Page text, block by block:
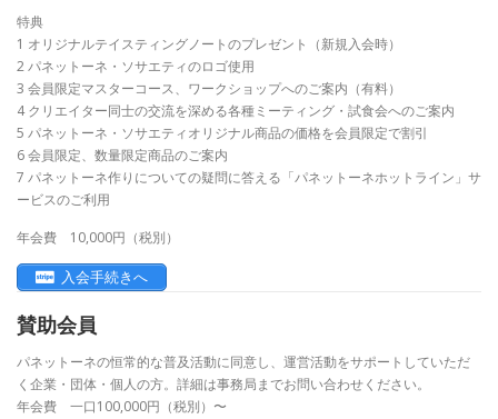
特典
1 オリジナルテイスティングノートのプレゼント（新規入会時）
2 パネットーネ・ソサエティのロゴ使用
3 会員限定マスターコース、ワークショップへのご案内（有料）
4 クリエイター同士の交流を深める各種ミーティング・試食会へのご案内
5 パネットーネ・ソサエティオリジナル商品の価格を会員限定で割引
6 会員限定、数量限定商品のご案内
7 パネットーネ作りについての疑問に答える「パネットーネホットライン」サ
ービスのご利用
年会費 10,000円（税別）
入会手続きへ
賛助会員
パネットーネの恒常的な普及活動に同意し、運営活動をサポートしていただ
く企業・団体・個人の方。詳細は事務局までお問い合わせください。
年会費 一口100,000円（税別）〜